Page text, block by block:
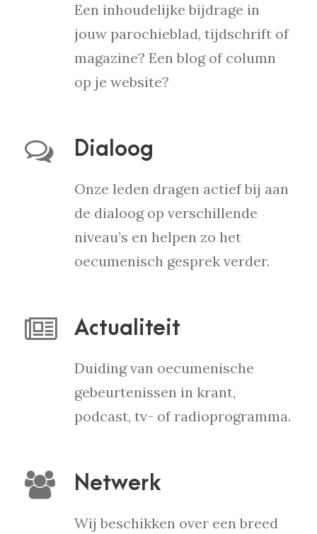
Een inhoudelijke bijdrage in
jouw parochieblad, tijdschrift of
magazine? Een blog of column
op je website?
Dialoog
Onze leden dragen actief bij aan
de dialoog op verschillende
niveau’s en helpen zo het
oecumenisch gesprek verder.
Actualiteit
Duiding van oecumenische
gebeurtenissen in krant,
podcast, tv- of radioprogramma.
Netwerk
Wij beschikken over een breed